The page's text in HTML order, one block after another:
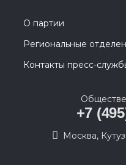
О партии
Региональные
Контакты пресс-
+7
Москва,